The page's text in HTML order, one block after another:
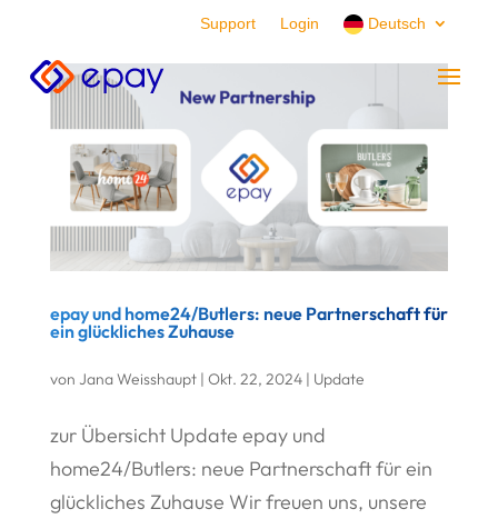
Support Login Deutsch
epay und home24/Butlers: neue Partnerschaft für
ein glückliches Zuhause
von Jana Weisshaupt| Okt. 22, 2024| Update
zur Übersicht Update epay und
home24/Butlers: neue Partnerschaft für ein
glückliches Zuhause Wir freuen uns, unsere